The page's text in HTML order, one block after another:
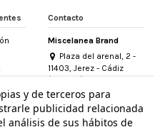
Contacto
Miscelanea Brand
Plaza del arenal, 2 -
11403, Jerez - Cádiz
(España)
956 155 340
info@miscelanea.online
y de terceros para
publicidad relacionada
análisis de sus hábitos de